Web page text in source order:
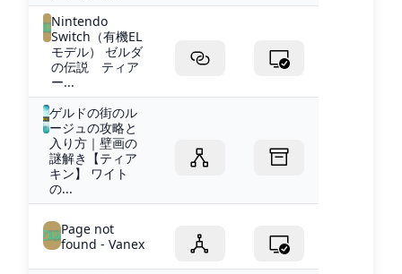
Nintendo
Switch（有機EL
モデル） ゼルダ
の伝説 ティア
ー...
ゲルドの街のル
ージュの攻略と
入り方｜壁画の
謎解き【ティア
キン】 ワイト
の...
Page not
found - Vanex